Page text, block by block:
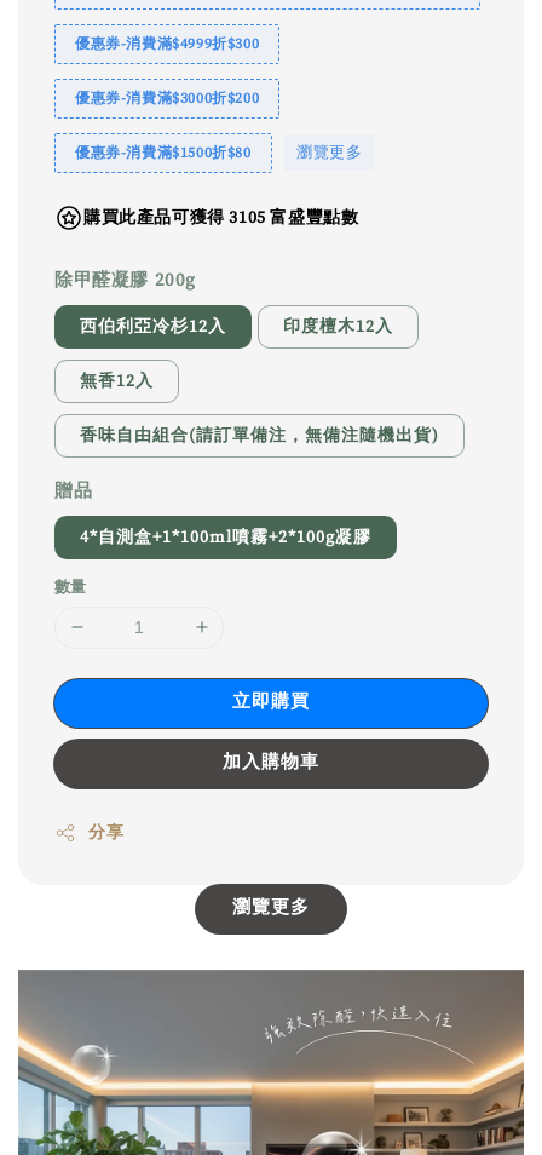
優惠券-消費滿$4999折$300
優惠券-消費滿$3000折$200
優惠券-消費滿$1500折$80 瀏覽更多
購買此產品可獲得 3105 富盛豐點數
除甲醛凝膠 200g
西伯利亞冷杉12入 印度檀木12入
無香12入
香味自由組合(請訂單備注，無備注隨機出貨)
贈品
4*自測盒+1*100ml噴霧+2*100g凝膠
數量
立即購買
加入購物車
分享
瀏覽更多